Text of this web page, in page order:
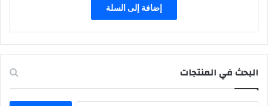
إضافة إلى السلة
البحث في المنتجات